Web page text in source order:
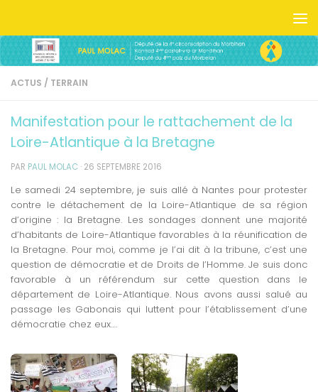
ACTUS / TERRAIN
Manifestation pour le rattachement de la
Loire-Atlantique à la Bretagne
PAR PAUL MOLAC · 26 SEPTEMBRE 2016
Le samedi 24 septembre, je suis allé à Nantes pour protester
contre le détachement de la Loire-Atlantique de sa région
d’origine : la Bretagne. Les sondages donnent une majorité
d’habitants de Loire-Atlantique favorables à la réunification de
la Bretagne. Pour moi, comme je l’ai dit à la tribune, c’est une
question de démocratie et de Droits de l’Homme. Je suis donc
favorable à un référendum sur cette question dans le
département de Loire-Atlantique. Nous avons aussi salué au
passage les Gabonais qui luttent pour l’établissement d’une
démocratie chez eux….